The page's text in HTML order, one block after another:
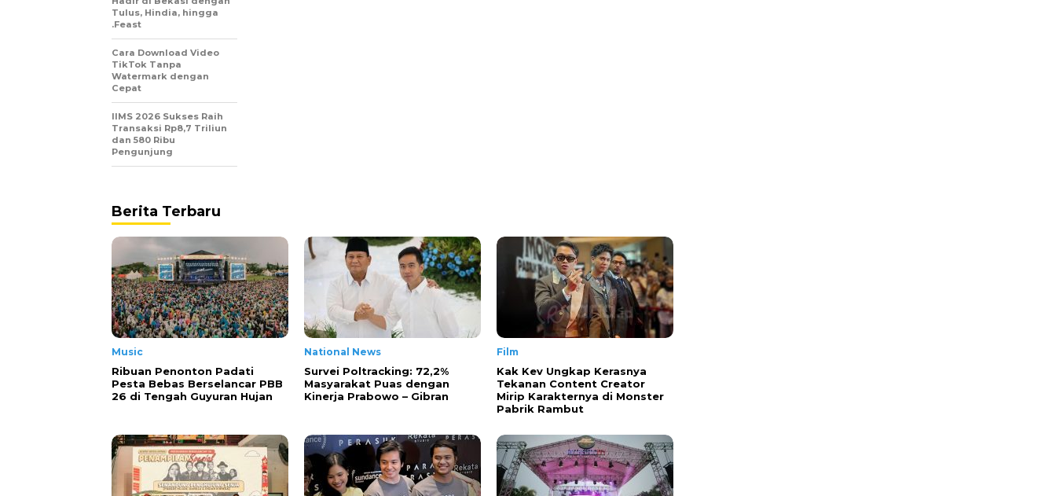
Tulus, Hindia, hingga
.Feast
Cara Download Video
TikTok Tanpa
Watermark dengan
Cepat
IIMS 2026 Sukses Raih
Transaksi Rp8,7 Triliun
dan 580 Ribu
Pengunjung
Berita Terbaru
Music
Ribuan Penonton Padati
Pesta Bebas Berselancar PBB
26 di Tengah Guyuran Hujan
National News
Survei Poltracking: 72,2%
Masyarakat Puas dengan
Kinerja Prabowo – Gibran
Film
Kak Kev Ungkap Kerasnya
Tekanan Content Creator
Mirip Karakternya di Monster
Pabrik Rambut